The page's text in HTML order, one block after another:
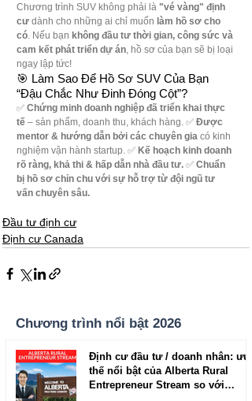
Chương trình SUV không phải là "vé vàng" định
cư dành cho những ai chỉ muốn làm hồ sơ cho
có . Nếu bạn không đầu tư thời gian, công sức và
cam kết phát triển dự án , hồ sơ của bạn sẽ bị loại
ngay lập tức!
🎯 Làm Sao Để Hồ Sơ SUV Của Bạn
“Đậu Chắc Như Đinh Đóng Cột”?
✅ Chứng minh doanh nghiệp đã triển khai thực
tế – sản phẩm, doanh thu, khách hàng. ✅ Được
mentor & hướng dẫn bởi các chuyên gia có kinh
nghiệm vận hành startup. ✅ Kế hoạch kinh doanh
rõ ràng, khả thi & hấp dẫn nhà đầu tư. ✅ Chuẩn
bị hồ sơ chỉn chu với sự hỗ trợ từ đội ngũ tư
vấn chuyên sâu.
Đầu tư định cư
Định cư Canada
Chương trình nổi bật 2026
Định cư đầu tư / doanh nhân: ưu
thế nổi bật của Alberta Rural
Entrepreneur Stream so với